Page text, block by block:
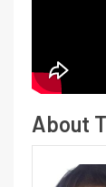
About